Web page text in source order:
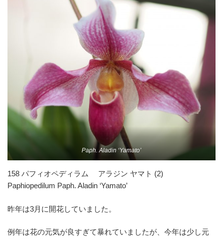
Paph. Aladin ‘Yamato’
158 パフィオペディラム アラジン ヤマト (2)
Paphiopedilum Paph. Aladin ‘Yamato’
昨年は3月に開花していました。
例年は花の元気が良すぎて暴れていましたが、今年は少し元